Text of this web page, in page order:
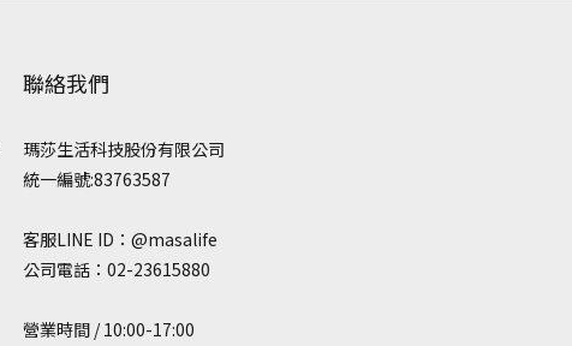
聯絡我們
瑪莎生活科技股份有限公司
統一編號:83763587
客服LINE ID：@masalife
公司電話：02-23615880
營業時間 / 10:00-17:00